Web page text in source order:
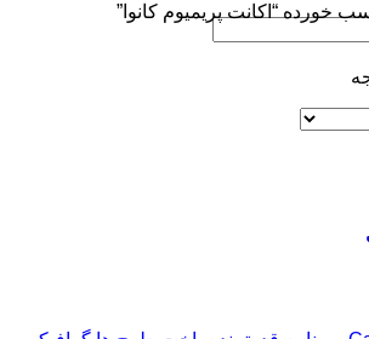
خورده “اکانت پریمیوم کانوا”